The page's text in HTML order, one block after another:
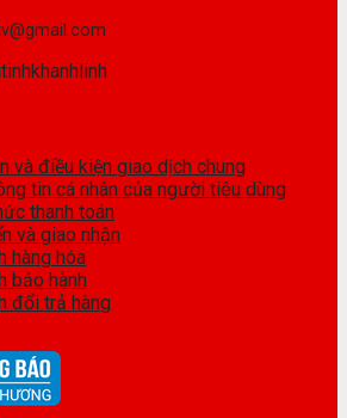
và điều kiện giao dịch chung
tin cá nhân của người tiêu dùng
thanh toán
và giao nhận
hàng hóa
bảo hành
đổi trả hàng